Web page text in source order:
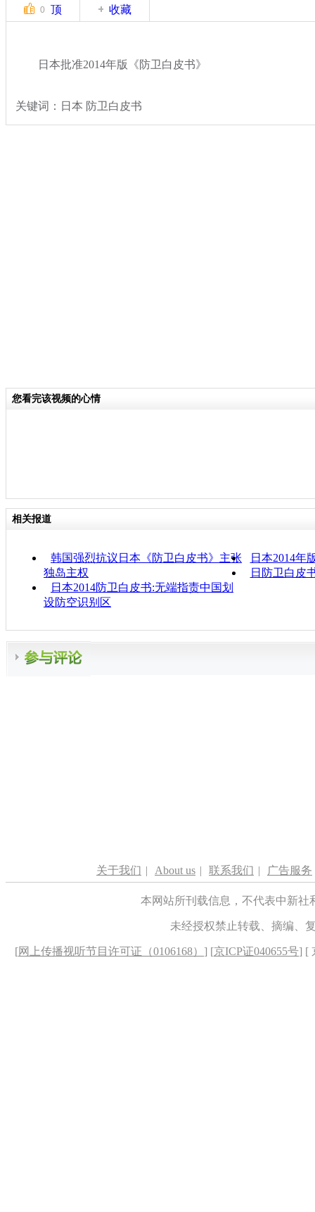
0 顶 收藏
日本批准2014年版《防卫白皮书》
关键词：日本 防卫白皮书
您看完该视频的心情
相关报道
韩国强烈抗议日本《防卫白皮书》主张
独岛主权
日本2014年
日防卫白皮
日本2014防卫白皮书:无端指责中国划
设防空识别区
关于我们 | About us | 联系我们 | 广告服务
本网站所刊载信息，不代表中新
未经授权禁止转载、摘编、
[网上传播视听节目许可证（0106168） ] [京ICP证040655号] [